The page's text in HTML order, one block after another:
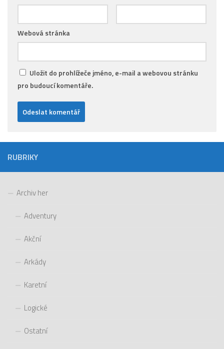
Webová stránka
Uložit do prohlížeče jméno, e-mail a webovou stránku
pro budoucí komentáře.
RUBRIKY
Archiv her
Adventury
Akční
Arkády
Karetní
Logické
Ostatní